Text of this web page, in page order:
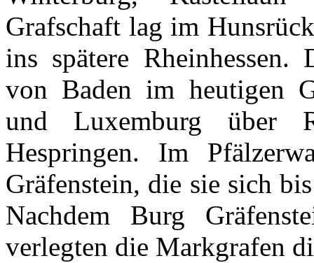
Grafschaft lag im
ins spätere Rheinhessen.
von Baden im heutigen
und Luxemburg über
Hespringen. Im
Gräfenstein, die sie sich bis
Nachdem Burg
verlegten die Markgrafen